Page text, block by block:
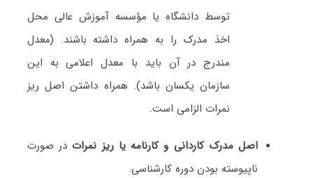
توسط دانشگاه یا مؤسسه آموزش عالی محل
اخذ مدرک را به همراه داشته باشند. (معدل
مندرج در آن باید با معدل اعلامی به این
سازمان یکسان باشد). همراه داشتن اصل ریز
نمرات الزامی است.
اصل مدرک کاردانی و کارنامه یا ریز نمراتدر صورت
ناپیوسته بودن دوره کارشناسی.